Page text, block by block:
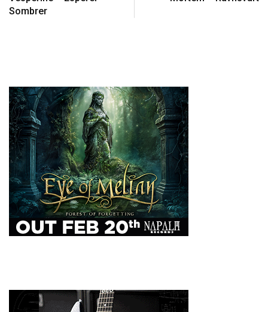
Sombrer